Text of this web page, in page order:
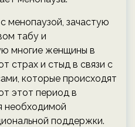
менопаузой, зачастую
табу и
многие женщины в
страх и стыд в связи с
которые происходят
этот период в
необходимой
поддержки.